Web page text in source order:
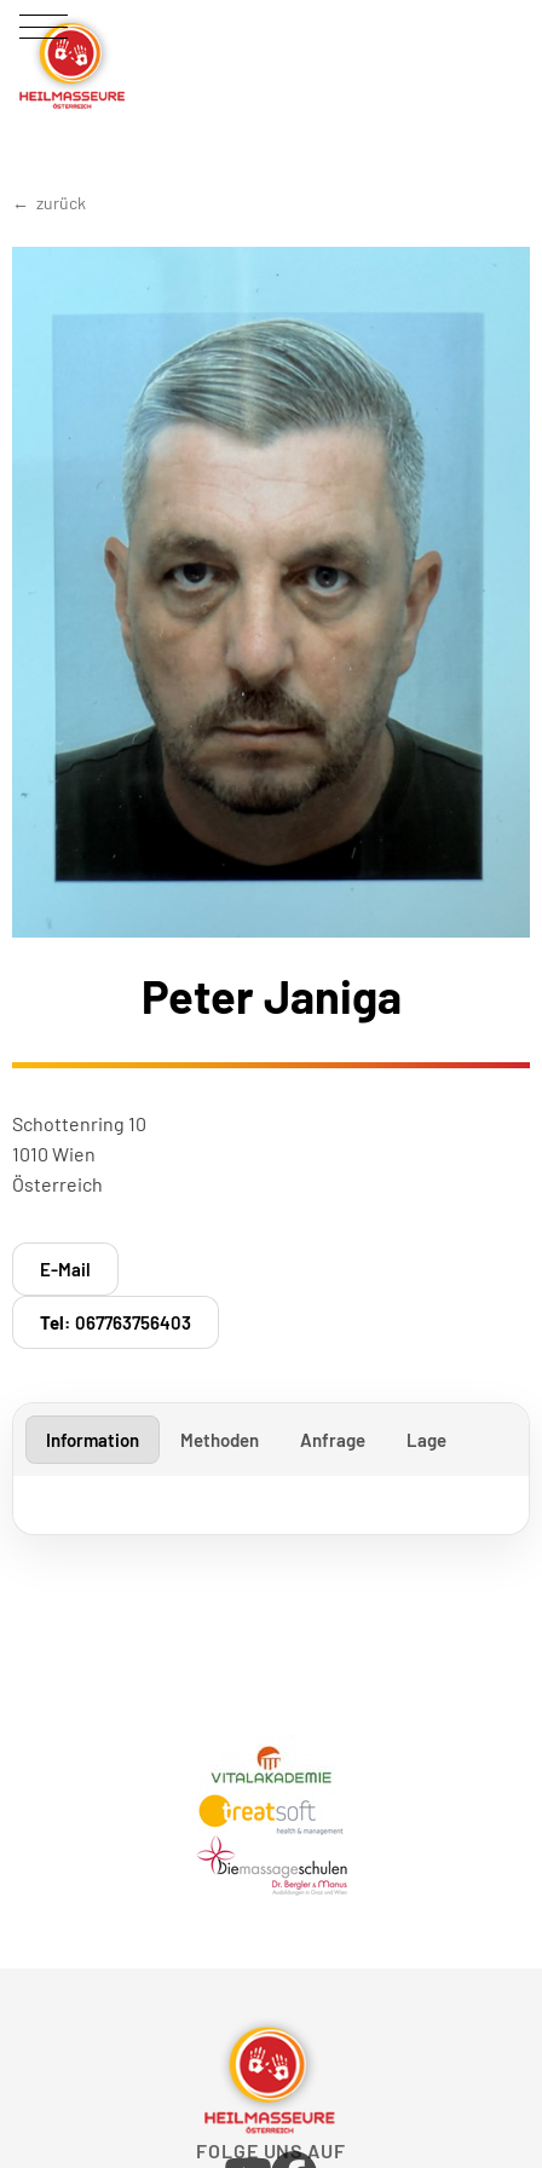
zurück
Peter Janiga
Schottenring 10
1010 Wien
Österreich
E-Mail
Tel: 067763756403
Information Methoden Anfrage Lage
FOLGE UNS AUF